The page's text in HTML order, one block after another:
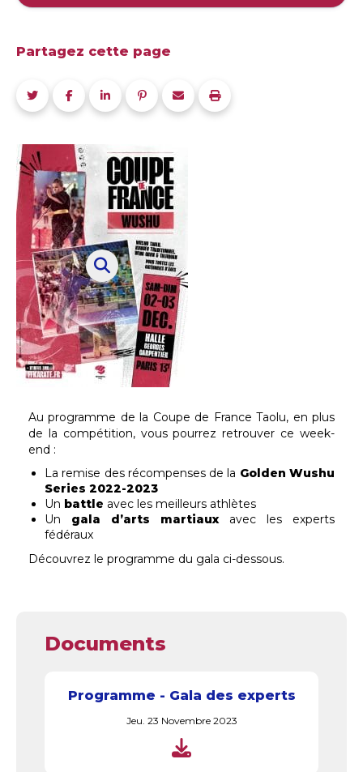
Partagez cette page
Au programme de la Coupe de France Taolu, en plus
de la compétition, vous pourrez retrouver ce week-
end :
La remise des récompenses de la Golden Wushu
Series 2022-2023
Un battle avec les meilleurs athlètes
Un gala d’arts martiauxavec les experts
fédéraux
Découvrez le programme du gala ci-dessous.
Documents
Programme - Gala des experts
Jeu. 23 Novembre 2023